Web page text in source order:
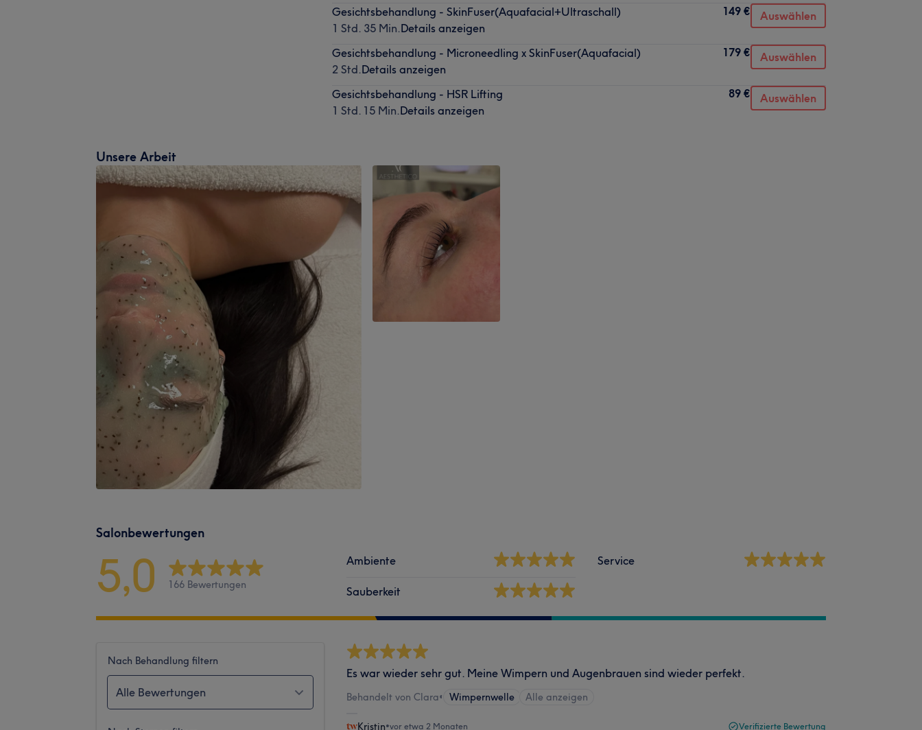
Gesichtsbehandlung - SkinFuser(Aquafacial+Ultraschall)
1 Std. 35 Min.Details anzeigen
149 € Auswählen
Gesichtsbehandlung - Microneedling x SkinFuser(Aquafacial)
2 Std.Details anzeigen
179 € Auswählen
Gesichtsbehandlung - HSR Lifting
1 Std. 15 Min.Details anzeigen
89 € Auswählen
Unsere Arbeit
Salonbewertungen
5,0 166 Bewertungen
Ambiente
Sauberkeit
Service
Nach Behandlung filtern
Alle Bewertungen
Es war wieder sehr gut. Meine Wimpern und Augenbrauen sind wieder perfekt.
Behandelt von Clara• Wimpernwelle Alle anzeigen
Kristin•vor etwa 2 Monaten Verifizierte Bewertung